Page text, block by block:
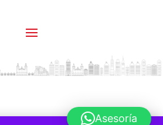
Asesoría